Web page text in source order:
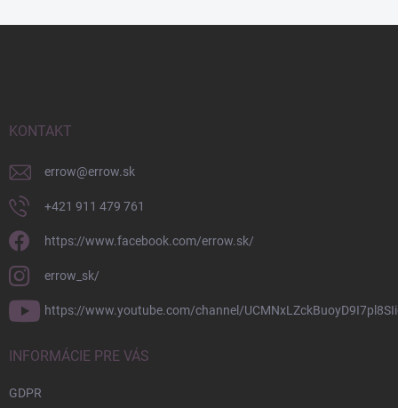
KONTAKT
errow@errow.sk
+421 911 479 761
https://www.facebook.com/errow.sk/
errow_sk/
https://www.youtube.com/channel/
INFORMÁCIE PRE VÁS
GDPR